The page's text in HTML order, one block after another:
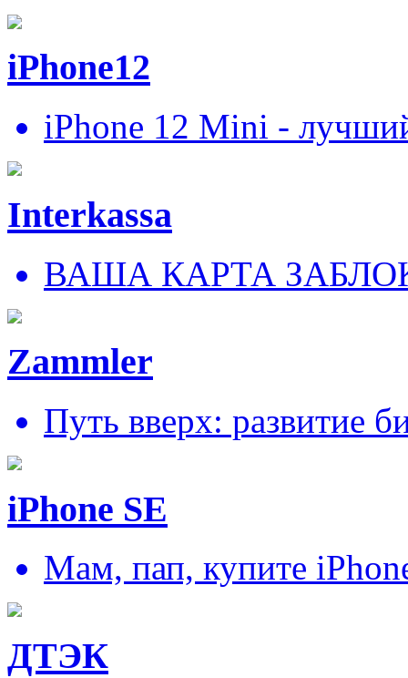
iPhone12
iPhone 12 Mini -
Interkassa
ВАША КАРТА
Zammler
Путь вверх: развитие
iPhone SE
Мам, пап, купите
ДТЭК